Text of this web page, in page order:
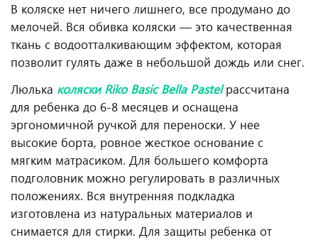
В коляске нет ничего лишнего, все продумано до
мелочей. Вся обивка коляски — это качественная
ткань с водоотталкивающим эффектом, которая
позволит гулять даже в небольшой дождь или снег.
Люлька коляски Riko Basic Bella Pastelрассчитана
для ребенка до 6-8 месяцев и оснащена
эргономичной ручкой для переноски. У нее
высокие борта, ровное жесткое основание с
мягким матрасиком. Для большего комфорта
подголовник можно регулировать в различных
положениях. Вся внутренняя подкладка
изготовлена из натуральных материалов и
снимается для стирки. Для защиты ребенка от